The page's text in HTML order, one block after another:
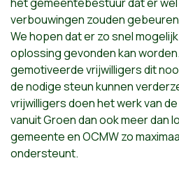
verbouwingen zouden
We hopen dat er zo snel
oplossing gevonden kan
gemotiveerde vrijwilligers dit
de nodige steun kunnen
vrijwilligers doen het werk van
vanuit Groen dan ook meer dan
gemeente en OCMW zo
ondersteunt.